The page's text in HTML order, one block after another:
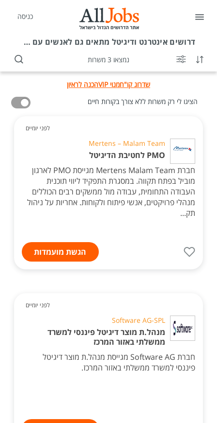
כניסה
דרושים אינטרנט ודיגיטל מתאים גם לאנשים עם מוגבלות
נמצאו 3 משרות
שדרוג קו"חמנוי VIP
הכנה לראיון
הציגו לי רק משרות ללא צורך בקורות חיים
לפני יומיים
Mertens – Malam Team
PMO לחטיבת הדיגיטל
חברת Mertens Malam Team מגייסת PMO לארגון
מוביל בפתח תקווה. במסגרת התפקיד ליווי תוכנית
העבודה התחומית, עבודה מול ממשקים רבים הכוללים
מנהלי פרויקטים, אנשי פיתוח ולקוחות. אחריות על ניהול
תק...
הגשת מועמדות
לפני יומיים
Software AG-SPL
מנהל.ת מוצר דיגיטל פיננסי למשרד
ממשלתי באזור המרכז
חברת Software AG מגייסת מנהל.ת מוצר דיגיטל
פיננסי למשרד ממשלתי באזור המרכז.